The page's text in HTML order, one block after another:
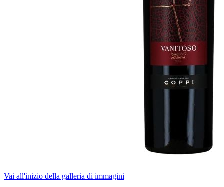
Vai all'inizio della galleria di immagini